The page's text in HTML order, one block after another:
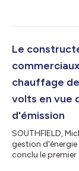
Stuttgart, en
répondre à la
Le
chauffage
volts en vue
d'émission
SOUTHFIELD,
gestion
conclu le